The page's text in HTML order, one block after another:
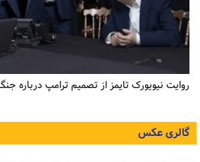
روایت نیویورک تایمز از تصمیم ترامپ درباره
گالری عکس